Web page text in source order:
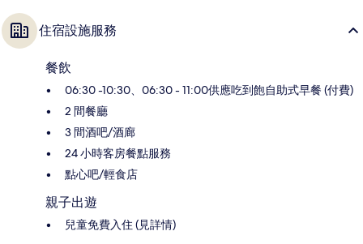
住宿設施服務
餐飲
06:30 -10:30、06:30 - 11:00供應吃到飽自助式早餐 (付費)
2 間餐廳
3 間酒吧/酒廊
24 小時客房餐點服務
點心吧/輕食店
親子出遊
兒童免費入住 (見詳情)